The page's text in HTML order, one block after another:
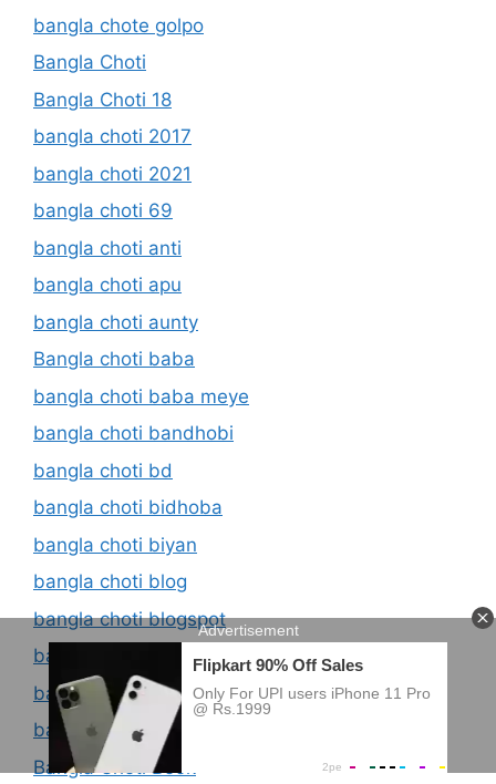
bangla chote golpo
Bangla Choti
Bangla Choti 18
bangla choti 2017
bangla choti 2021
bangla choti 69
bangla choti anti
bangla choti apu
bangla choti aunty
Bangla choti baba
bangla choti baba meye
bangla choti bandhobi
bangla choti bd
bangla choti bidhoba
bangla choti biyan
bangla choti blog
bangla choti blogspot
bangla choti boi
bangla choti bon
bangla choti bondhur bou
Bangla Choti Book